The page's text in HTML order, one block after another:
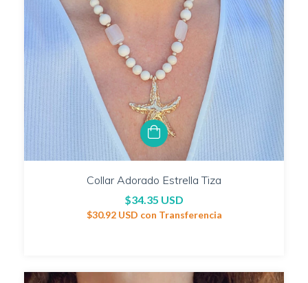
Collar Adorado Estrella Tiza
$34.35 USD
$30.92 USD con Transferencia